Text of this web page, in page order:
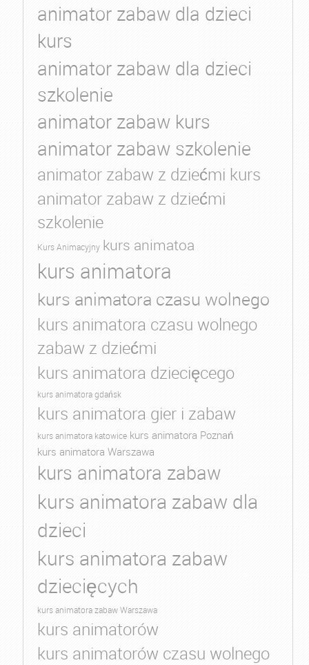
animator zabaw dla dzieci
kurs
animator zabaw dla dzieci
szkolenie
animator zabaw kurs
animator zabaw szkolenie
animator zabaw z dziećmi kurs
animator zabaw z dziećmi
szkolenie
Kurs Animacyjny kurs animatoa
kurs animatora
kurs animatora czasu wolnego
kurs animatora czasu wolnego
zabaw z dziećmi
kurs animatora dziecięcego
kurs animatora gdańsk
kurs animatora gier i zabaw
kurs animatora katowice kurs animatora Poznań
kurs animatora Warszawa
kurs animatora zabaw
kurs animatora zabaw dla
dzieci
kurs animatora zabaw
dziecięcych
kurs animatora zabaw Warszawa
kurs animatorów
kurs animatorów czasu wolnego